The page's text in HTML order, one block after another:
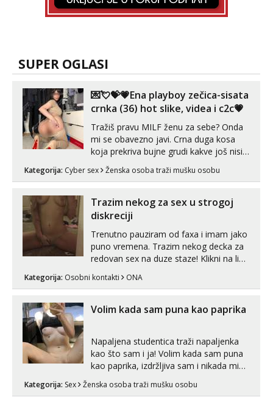
SUPER OGLASI
💌💘💝💗Ena playboy zečica-sisata
crnka (36) hot slike, videa i c2c💗
Tražiš pravu MILF ženu za sebe? Onda
mi se obavezno javi. Crna duga kosa
koja prekriva bujne grudi kakve još nisi
vidio, čista ŠESTICA! A usne? O usnama
bolje da ni ne pričam. Prave pune usne
vjeruj mi, takve još nisi vidio. Uvijek sam
spremna za ONLOINE zabavu...
Kategorija: Cyber sex Ženska osoba traži mušku osobu
Trazim nekog za sex u strogoj
diskreciji
Trenutno pauziram od faxa i imam jako
puno vremena. Trazim nekog decka za
redovan sex na duze staze! Klikni na link
Kategorija: Osobni kontakti ONA
Volim kada sam puna kao paprika
Napaljena studentica traži napaljenka
kao što sam i ja! Volim kada sam puna
kao paprika, izdržljiva sam i nikada mi
puta dnevno bilo kad i bilo gdje zato se
Kategorija: Sex Ženska osoba traži mušku osobu